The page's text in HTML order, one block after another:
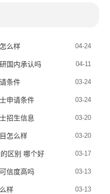
么样 04-24
国内承认吗 04-11
条件 03-24
申请条件 03-24
招生信息 03-20
怎么样 03-20
区别 哪个好 03-17
信度高吗 03-13
样 03-13